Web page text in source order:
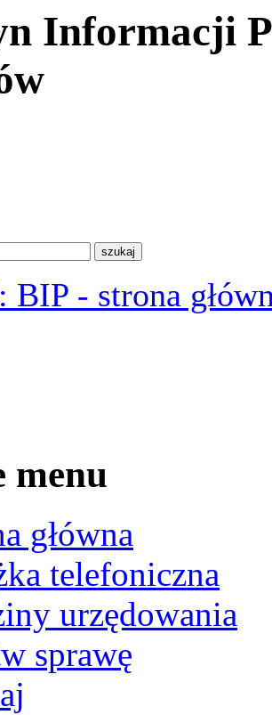
Informacji
menu
główna
telefoniczna
urzędowania
sprawę